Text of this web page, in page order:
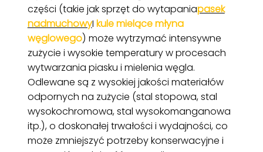
części (takie jak sprzęt do wytapaniapasek
nadmuchowyI kule mielące młyna
węglowego) może wytrzymać intensywne
zużycie i wysokie temperatury w procesach
wytwarzania piasku i mielenia węgla.
Odlewane są z wysokiej jakości materiałów
odpornych na zużycie (stal stopowa, stal
wysokochromowa, stal wysokomanganowa
itp.), o doskonałej trwałości i wydajności, co
może zmniejszyć potrzeby konserwacyjne i